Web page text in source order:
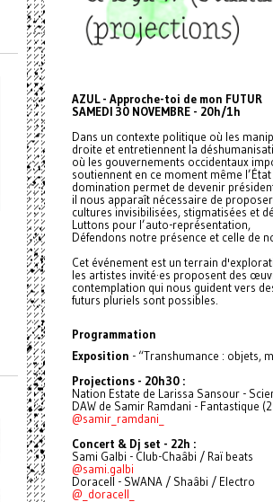
AZUL - Approche-toi de mon FUTUR
SAMEDI 30 NOVEMBRE - 20h/1h
Dans un contexte politique où les
droite et entretiennent la
où les gouvernements occidentaux
soutiennent en ce moment même
domination permet de devenir
il nous apparaît nécessaire de
cultures invisibilisées, stigmatisées et
Luttons pour l’auto-représentation,
Défendons notre présence et celle de
Cet événement est un terrain
les artistes invité·es proposent des
contemplation qui nous guident vers
futurs pluriels sont possibles.
Programmation
Exposition - “Transhumance : objets,
Projections - 20h30 :
Nation Estate de Larissa Sansour -
DAW de Samir Ramdani - Fantastique
@samir_ramdani_
Concert & Dj set - 22h :
Sami Galbi - Club-Chaâbi / Raï beats
@sami.galbi
Doracell - SWANA / Shaâbi / Electro
@_doracell_